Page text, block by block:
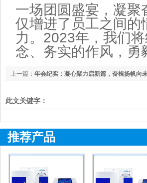
一场团圆盛宴，凝
仅增进了员工之间的
力。 2023年，我们
念、务实的作风，勇
上一篇： 年会纪实：凝心聚力启新篇，奋楫扬帆向未
此文关键字：
推荐产品